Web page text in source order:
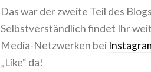
Das war der zweite Teil des
Selbstverständlich findet Ihr
Media-Netzwerken bei
„Like“ da!